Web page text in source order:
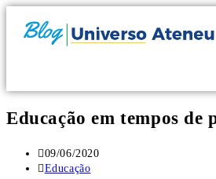
Educação em tempos de
09/06/2020
Educação